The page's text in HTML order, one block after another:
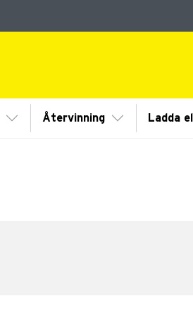
Visa/Göm undermeny
Återvinning Visa/GömLadda